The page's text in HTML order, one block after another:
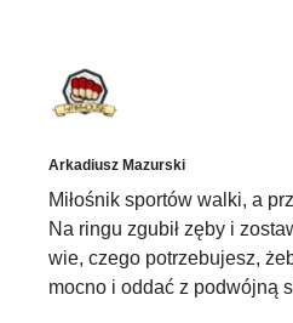
Arkadiusz Mazurski
Miłośnik sportów walki, a
Na ringu zgubił zęby i
wie, czego potrzebujesz,
mocno i oddać z podwójną